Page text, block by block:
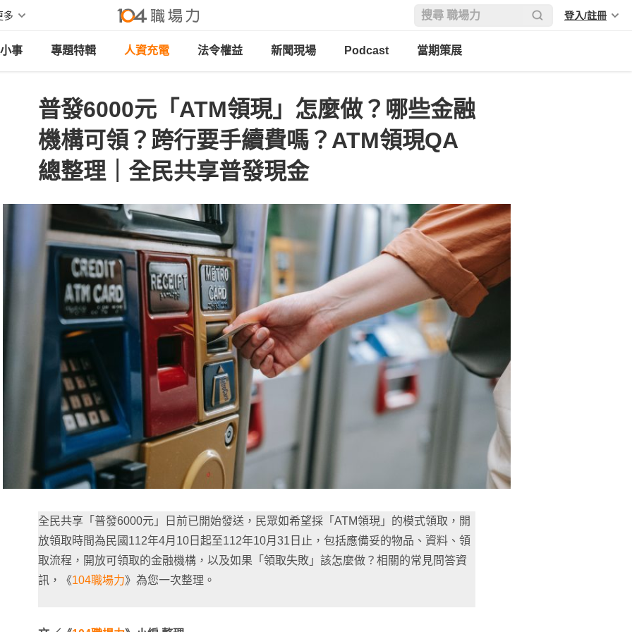
多 登入/註冊
事 專題特輯 人資充電 法令權益 新聞現場 Podcast 當期策展
普發6000元「ATM領現」怎麼做？哪些金融
機構可領？跨行要手續費嗎？ATM領現QA
總整理｜全民共享普發現金
全民共享「普發6000元」日前已開始發送，民眾如希望採「ATM領現」的模式領取，開
放領取時間為民國112年4月10日起至112年10月31日止，包括應備妥的物品、資料、領
取流程，開放可領取的金融機構，以及如果「領取失敗」該怎麼做？相關的常見問答資
訊，《104職場力》為您一次整理。